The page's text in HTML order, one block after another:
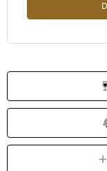
Tendance à la